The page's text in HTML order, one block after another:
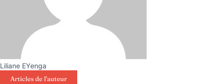
Liliane EYenga
Articles de l'auteur